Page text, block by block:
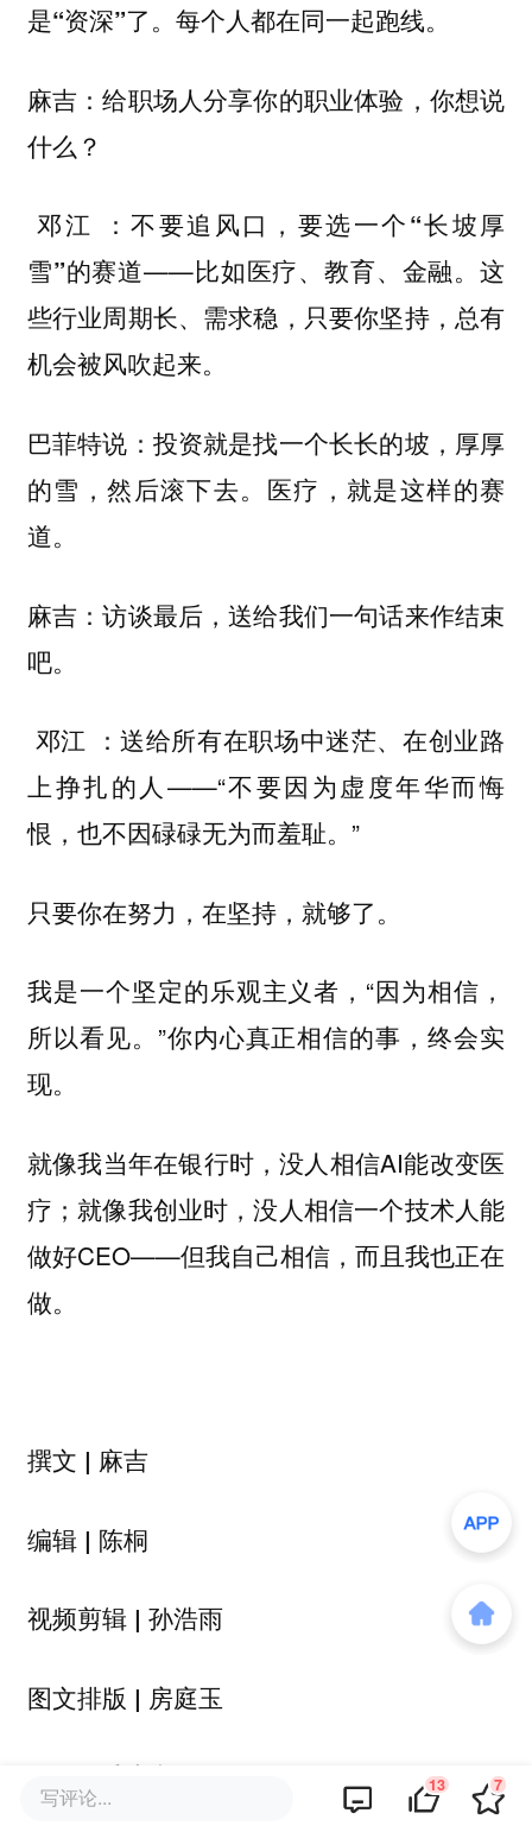
是“资深”了。 每个人都在同一起跑线。
麻吉：给职场人分享你的职业体验，你想说
什么？
邓江 ：不要追风口，要选一个“长坡厚
雪”的赛道——比如医疗、教育、金融。这
些行业周期长、需求稳，只要你坚持，总有
机会被风吹起来。
巴菲特说：投资就是找一个长长的坡，厚厚
的雪，然后滚下去。医疗，就是这样的赛
道。
麻吉：访谈最后，送给我们一句话来作结束
吧。
邓江 ：送给所有在职场中迷茫、在创业路
上挣扎的人——“不要因为虚度年华而悔
恨，也不因碌碌无为而羞耻。”
只要你在努力，在坚持，就够了。
我是一个坚定的乐观主义者，“因为相信，
所以看见。”你内心真正相信的事，终会实
现。
就像我当年在银行时，没人相信AI能改变医
疗；就像我创业时，没人相信一个技术人能
做好CEO——但我自己相信，而且我也正在
做。
撰文 | 麻吉
编辑 | 陈桐
视频剪辑 | 孙浩雨
图文排版 | 房庭玉
| 受访者提供
写评论... 13 7